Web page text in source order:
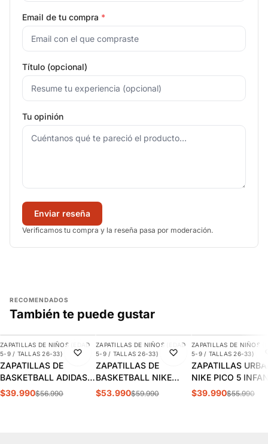
Email de tu compra *
Título (opcional)
Tu opinión
Enviar reseña
Verificamos tu compra y la reseña pasa por moderación.
RECOMENDADOS
También te puede gustar
-30%
AGREGAR
ZAPATILLAS DE NIÑOS (EDAD
5-9 / TALLAS 26-33)
ZAPATILLAS DE
BASKETBALL ADIDAS
CROSS EM UP 5K
$39.990$56.990
-10%
AGREGAR
ZAPATILLAS DE NIÑOS (EDAD
5-9 / TALLAS 26-33)
ZAPATILLAS DE
BASKETBALL NIKE
TEAM HUSTLE D 12 PS
$53.990$59.990
-29%
ZAPATILLAS DE NIÑOS
5-9 / TALLAS 26-33)
ZAPATILLAS
NIKE PICO 5
AR4161-100
$39.990$55.990